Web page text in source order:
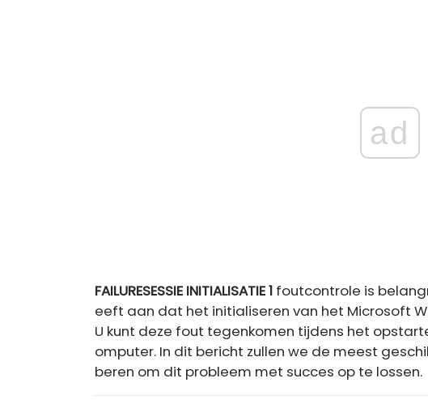
ad
FAILURESESSIE INITIALISATIE 1 foutcontrole is
eeft aan dat het initialiseren van het Microsoft
U kunt deze fout tegenkomen tijdens het
omputer. In dit bericht zullen we de meest
beren om dit probleem met succes op te lossen.